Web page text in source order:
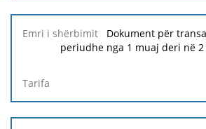
Dokument për
periudhe nga 1 muaj deri në